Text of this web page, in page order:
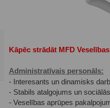
Kāpēc strādāt MFD
Administratīvais personāls:
- Interesants un dinamisks
- Stabils atalgojums un
- Veselības aprūpes